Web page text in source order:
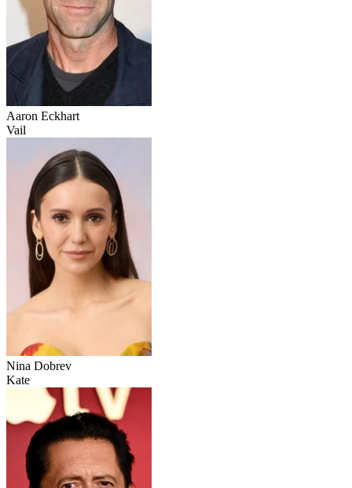
Aaron Eckhart
Vail
Nina Dobrev
Kate